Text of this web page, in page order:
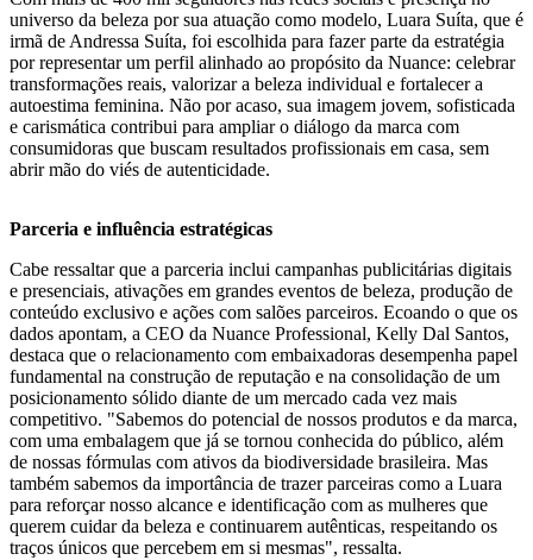
universo da beleza por sua atuação como modelo, Luara Suíta, que é
irmã de Andressa Suíta, foi escolhida para fazer parte da estratégia
por representar um perfil alinhado ao propósito da Nuance: celebrar
transformações reais, valorizar a beleza individual e fortalecer a
autoestima feminina. Não por acaso, sua imagem jovem, sofisticada
e carismática contribui para ampliar o diálogo da marca com
consumidoras que buscam resultados profissionais em casa, sem
abrir mão do viés de autenticidade.
Parceria e influência estratégicas
Cabe ressaltar que a parceria inclui campanhas publicitárias digitais
e presenciais, ativações em grandes eventos de beleza, produção de
conteúdo exclusivo e ações com salões parceiros. Ecoando o que os
dados apontam, a CEO da Nuance Professional, Kelly Dal Santos,
destaca que o relacionamento com embaixadoras desempenha papel
fundamental na construção de reputação e na consolidação de um
posicionamento sólido diante de um mercado cada vez mais
competitivo. "Sabemos do potencial de nossos produtos e da marca,
com uma embalagem que já se tornou conhecida do público, além
de nossas fórmulas com ativos da biodiversidade brasileira. Mas
também sabemos da importância de trazer parceiras como a Luara
para reforçar nosso alcance e identificação com as mulheres que
querem cuidar da beleza e continuarem autênticas, respeitando os
traços únicos que percebem em si mesmas", ressalta.